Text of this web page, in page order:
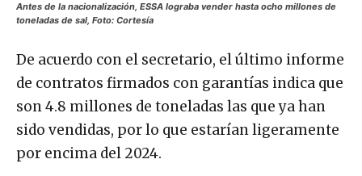
Antes de la nacionalización, ESSA lograba vender hasta ocho millones de
toneladas de sal, Foto: Cortesía
De acuerdo con el secretario, el último informe
de contratos firmados con garantías indica que
son 4.8 millones de toneladas las que ya han
sido vendidas, por lo que estarían ligeramente
por encima del 2024.